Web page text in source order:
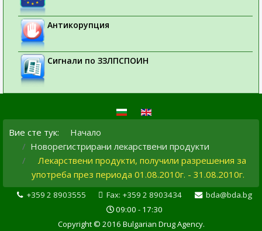
Антикорупция
Сигнали по ЗЗЛПСПОИН
Вие сте тук:
Начало
Новорегистрирани лекарствени продукти
Лекарствени продукти, получили разрешения за
употреба през периода 01.08.2010г. - 31.08.2010г.
+359 2 8903555 Fax: +359 2 8903434
bda@bda.bg
09:00 - 17:30
Copyright © 2016 Bulgarian Drug Agency.